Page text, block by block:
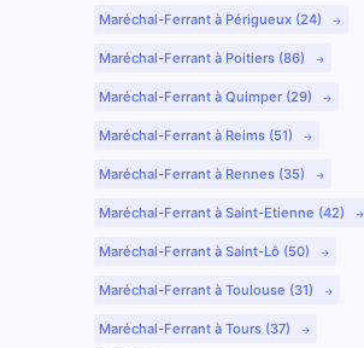
Maréchal-Ferrant à Périgueux (24)
Maréchal-Ferrant à Poitiers (86)
Maréchal-Ferrant à Quimper (29)
Maréchal-Ferrant à Reims (51)
Maréchal-Ferrant à Rennes (35)
Maréchal-Ferrant à Saint-Etienne (42)
Maréchal-Ferrant à Saint-Lô (50)
Maréchal-Ferrant à Toulouse (31)
Maréchal-Ferrant à Tours (37)